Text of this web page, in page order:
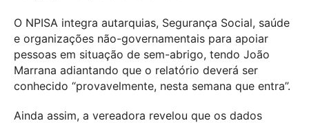
O NPISA integra autarquias, Segurança Social, saúde
e organizações não-governamentais para apoiar
pessoas em situação de sem-abrigo, tendo João
Marrana adiantando que o relatório deverá ser
conhecido “provavelmente, nesta semana que entra”.
Ainda assim, a vereadora revelou que os dados